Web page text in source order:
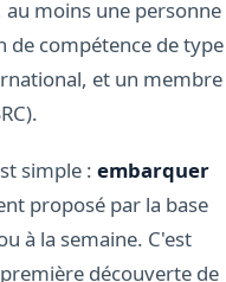
moins une personne
compétence de type
et un membre
simple : embarquer
proposé par la base
à la semaine. C'est
découverte de